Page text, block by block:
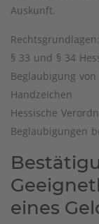
Auskunft.
Rechtsgrundlagen:
§ 33 und § 34
Beglaubigung
Handzeichen
Hessische
Beglaubigungen
eines